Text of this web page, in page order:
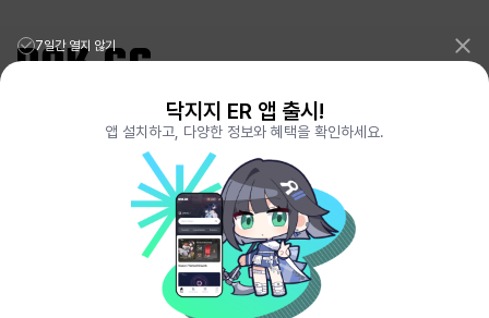
리그오브레전드 전적검색 포로지지PORO.GG
전략적팀전투 TFT 전적검색 롤체지지 LOLCHESS.GG
메이플스토리 종합통계MAPLE.GG
VALORANT.DAK.GG
배틀그라운드 전적검색PUBG.DAK.GG
이터널 리턴 전적검색ER.DAK.GG
GENSHIN.DAK.GG
DEADLOCK.DAK.GG
7일간 열지 않기
닥지지 ER 앱 출시!
앱 설치하고, 다양한 정보와 혜택을 확인하세요.